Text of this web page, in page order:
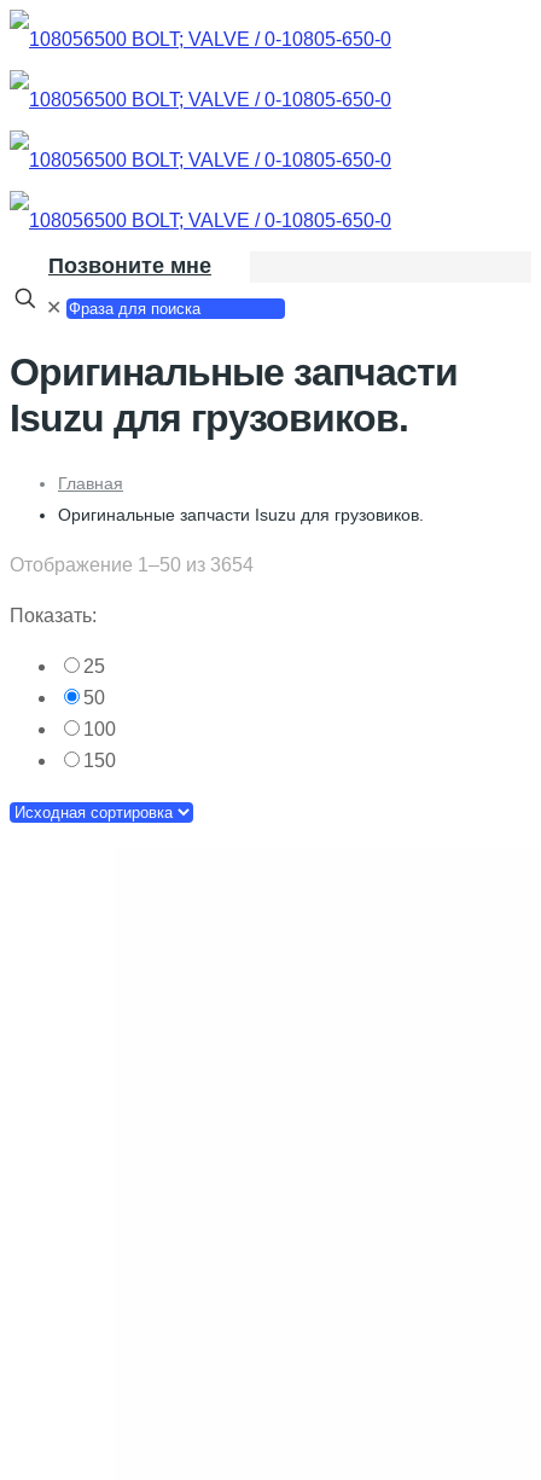
Позвоните мне
✕
Оригинальные запчасти
Isuzu для грузовиков.
Главная
Оригинальные запчасти Isuzu для грузовиков.
Отображение 1–50 из 3654
Показать:
25
50
100
150